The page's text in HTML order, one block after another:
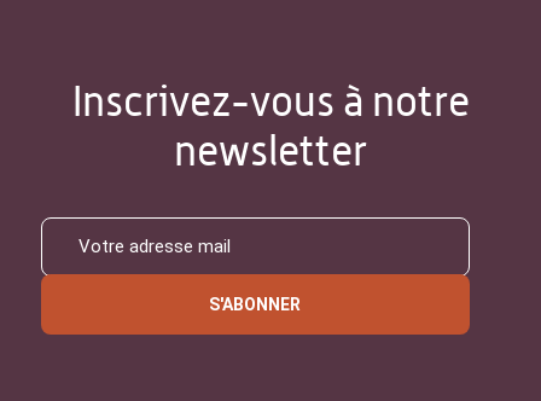
Inscrivez-vous à notre
newsletter
S'ABONNER